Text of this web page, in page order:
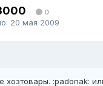
0
20 мая 2009
хозтовары. :padonak: